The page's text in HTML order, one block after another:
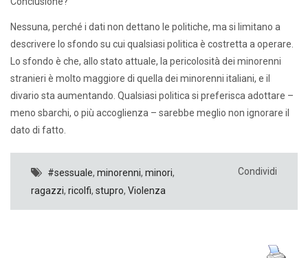
Nessuna, perché i dati non dettano le politiche, ma si limitano a
descrivere lo sfondo su cui qualsiasi politica è costretta a operare.
Lo sfondo è che, allo stato attuale, la pericolosità dei minorenni
stranieri è molto maggiore di quella dei minorenni italiani, e il
divario sta aumentando. Qualsiasi politica si preferisca adottare –
meno sbarchi, o più accoglienza – sarebbe meglio non ignorare il
dato di fatto.
#sessuale, minorenni, minori,
ragazzi, ricolfi, stupro, Violenza
Condividi